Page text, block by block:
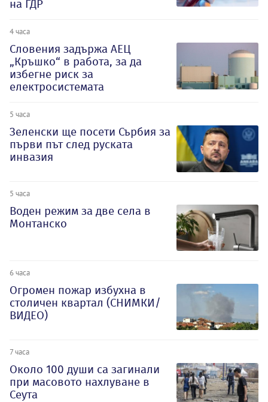
на ГДР
4 часа
Словения задържа АЕЦ
„Кръшко“ в работа, за да
избегне риск за
електросистемата
5 часа
Зеленски ще посети Сърбия за
първи път след руската
инвазия
5 часа
Воден режим за две села в
Монтанско
6 часа
Огромен пожар избухна в
столичен квартал (СНИМКИ/
ВИДЕО)
7 часа
Около 100 души са загинали
при масовото нахлуване в
Сеута